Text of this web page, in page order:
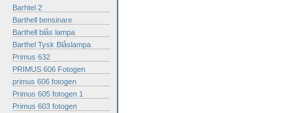
Barhtel 2
Barthell bensinare
Barthell blås lampa
Barthel Tysk Blåslampa
Primus 632
PRIMUS 606 Fotogen
primus 606 fotogen
Primus 605 fotogen 1
Primus 603 fotogen